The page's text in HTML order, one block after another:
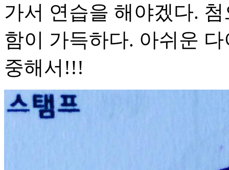
가서 연습을 해야겠다.
함이 가득하다. 아쉬운
중해서!!!